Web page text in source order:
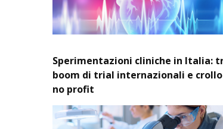
Sperimentazioni cliniche in Italia:
boom di trial internazionali e
no profit